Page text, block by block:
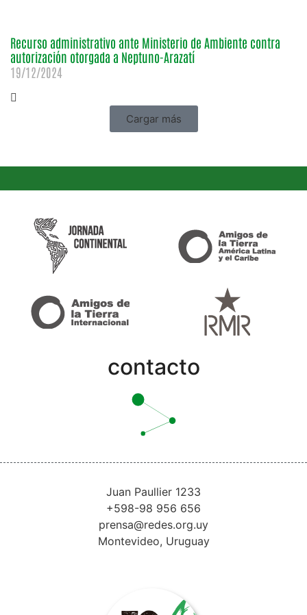
Recurso administrativo ante Ministerio de Ambiente contra
autorización otorgada a Neptuno-Arazatí
19/12/2024
Cargar más
contacto
Juan Paullier 1233
+598-98 956 656
prensa@redes.org.uy
Montevideo, Uruguay